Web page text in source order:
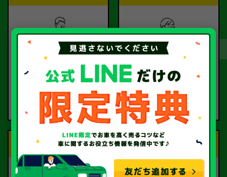
ご依頼
お電話または査定フォー
ご依頼ください。
査定のプロが
お電話で回答いたしま
す。
Step.3 Step.4